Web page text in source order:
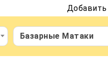
Добавить
Базарные Матаки